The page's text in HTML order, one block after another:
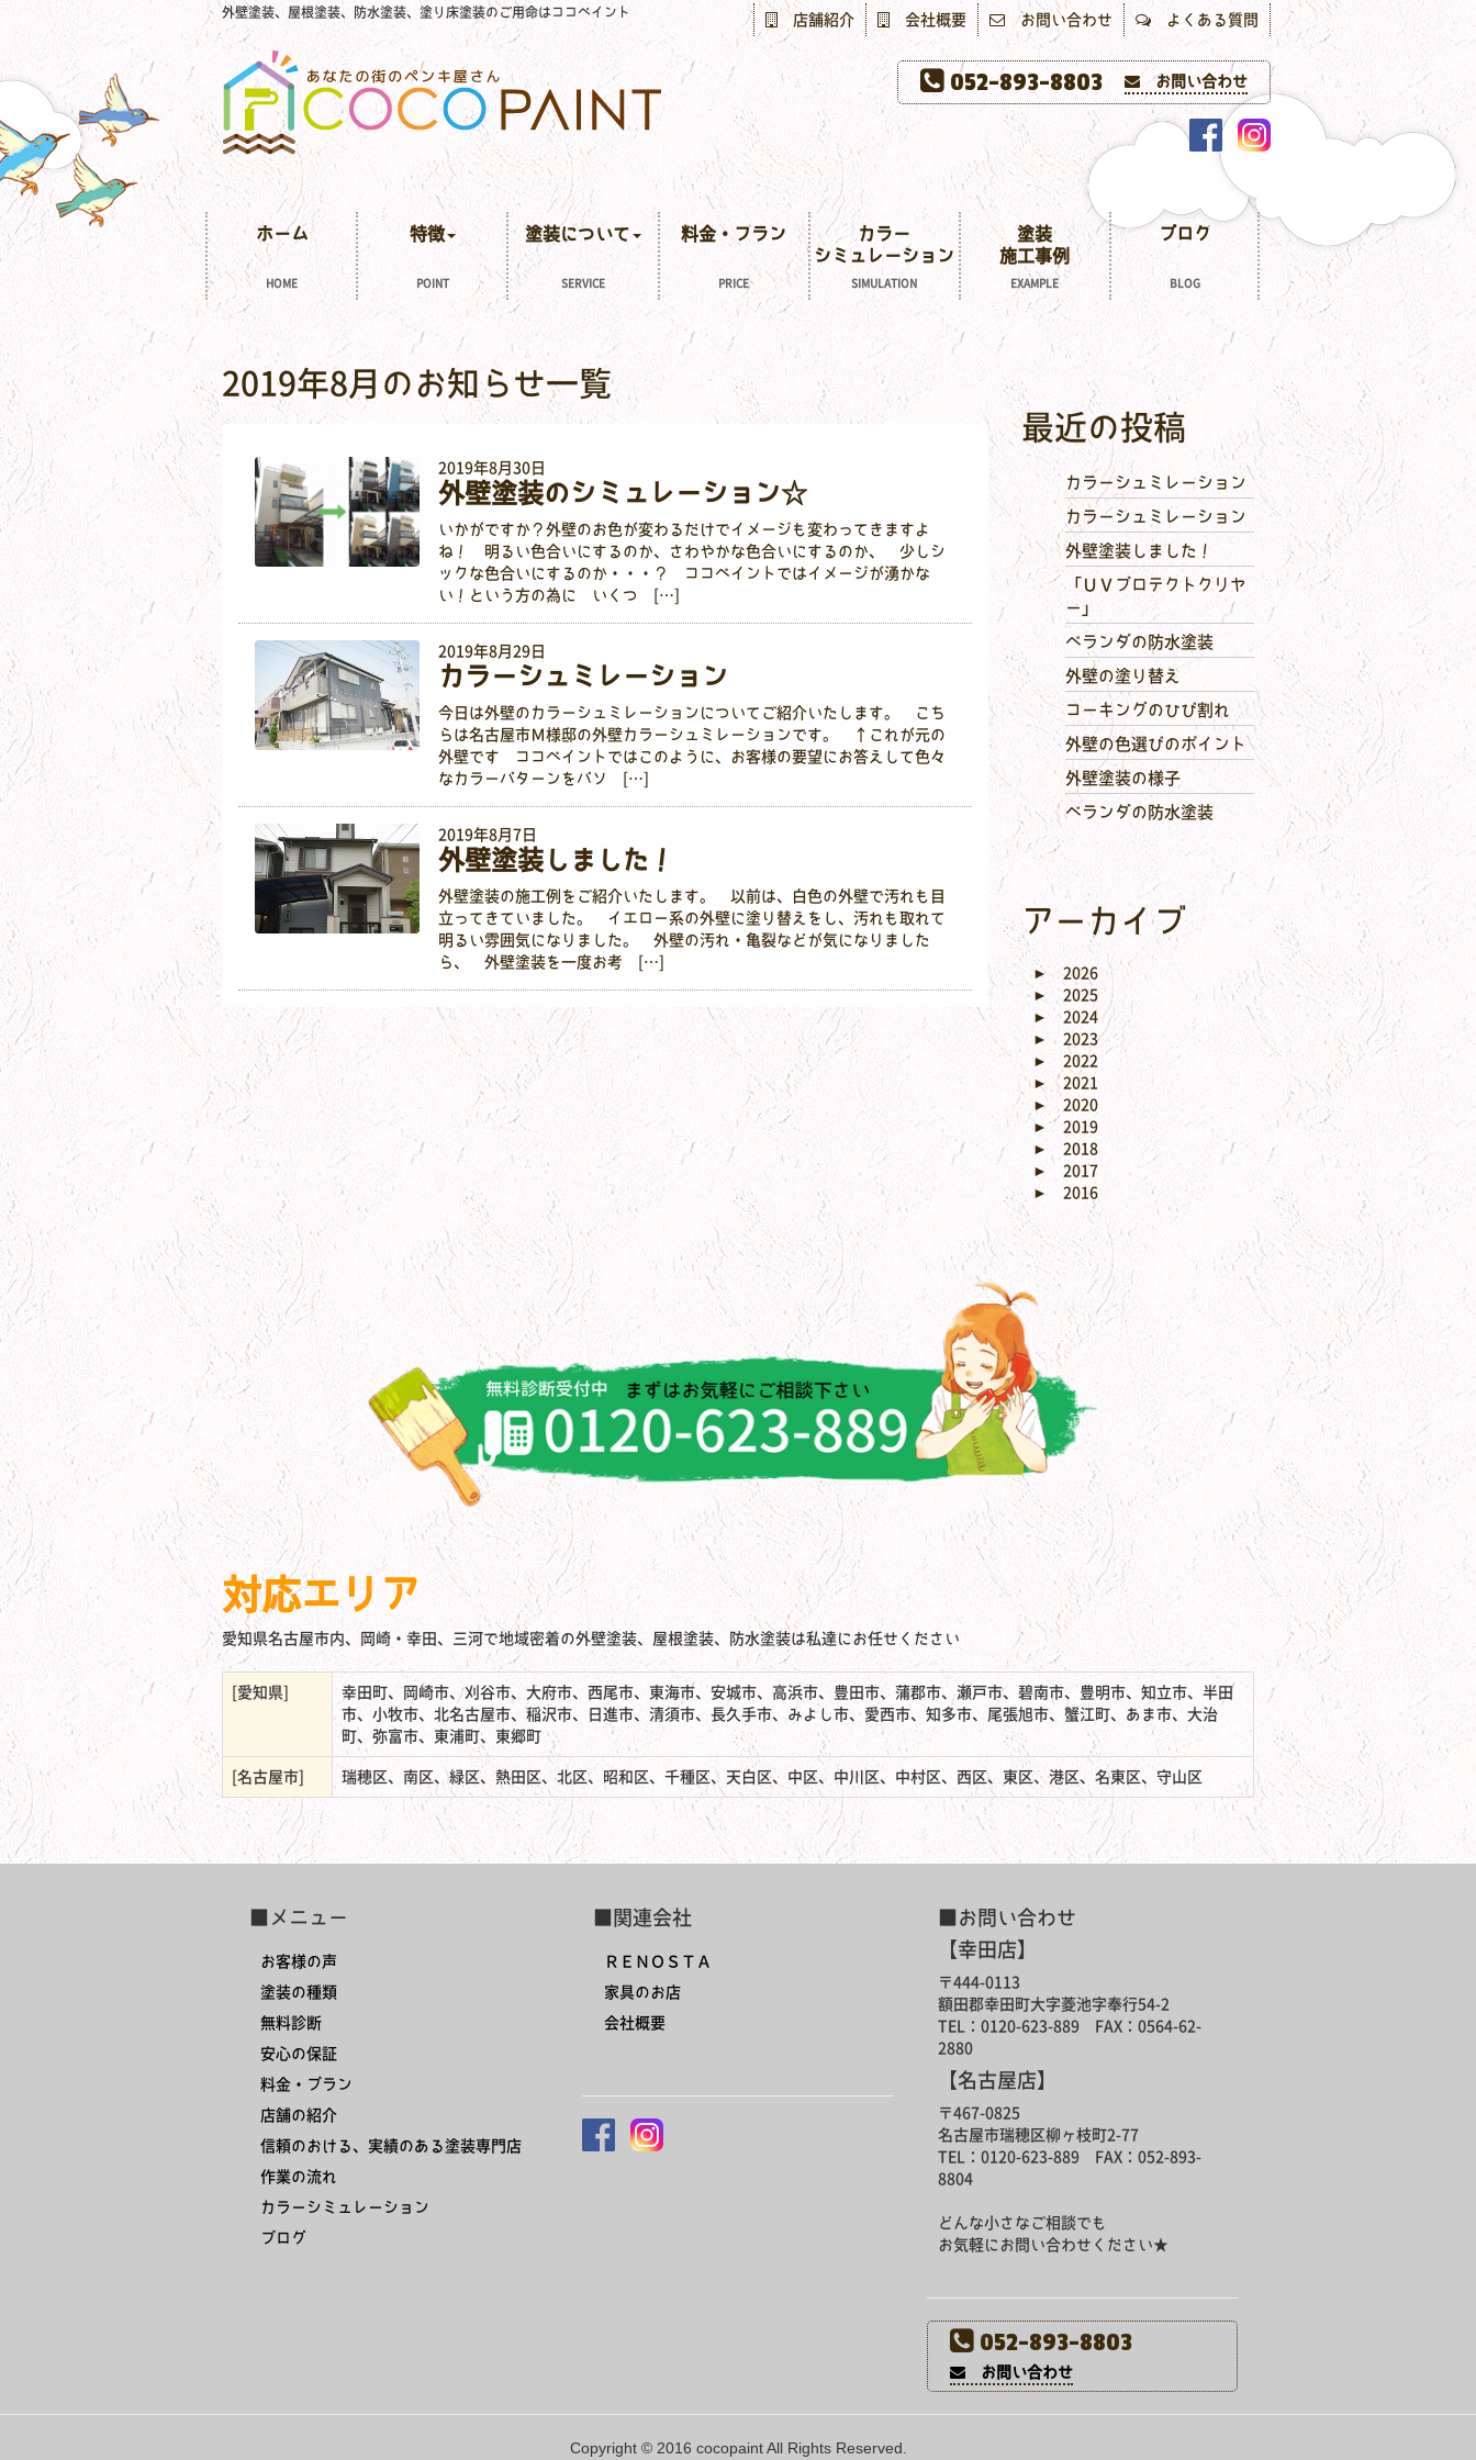
外壁塗装、屋根塗装、防水塗装、塗り床塗装のご用命はココペイント 店舗紹介 会社概要 お問い合わせ よくある質問
052-893-8803 お問い合わせ
HOME
ホーム
POINT
特徴
SERVICE
塗装について
PRICE
料金・プラン
SIMULATION
カラー
シミュレーション
EXAMPLE
塗装
施工事例
BLOG
ブログ
2019年8月のお知らせ一覧
2019年8月30日
外壁塗装のシミュレーション☆
いかがですか？外壁のお色が変わるだけでイメージも変わってきますよ
ね！ 明るい色合いにするのか、さわやかな色合いにするのか、 少しシ
ックな色合いにするのか・・・？ ココペイントではイメージが湧かな
い！という方の為に いくつ […]
2019年8月29日
カラーシュミレーション
今日は外壁のカラーシュミレーションについてご紹介いたします。 こち
らは名古屋市Ｍ様邸の外壁カラーシュミレーションです。 ↑これが元の
外壁です ココペイントではこのように、お客様の要望にお答えして色々
なカラーパターンをパソ […]
2019年8月7日
外壁塗装しました！
外壁塗装の施工例をご紹介いたします。 以前は、白色の外壁で汚れも目
立ってきていました。 イエロー系の外壁に塗り替えをし、汚れも取れて
明るい雰囲気になりました。 外壁の汚れ・亀裂などが気になりました
ら、 外壁塗装を一度お考 […]
最近の投稿
カラーシュミレーション
カラーシュミレーション
外壁塗装しました！
「ＵＶプロテクトクリヤ
ー」
ベランダの防水塗装
外壁の塗り替え
コーキングのひび割れ
外壁の色選びのポイント
外壁塗装の様子
ベランダの防水塗装
アーカイブ
►
2026
►
2025
►
2024
►
2023
►
2022
►
2021
► 2020
► 2019
►
2018
►
2017
►
2016
対応エリア
愛知県名古屋市内、岡崎・幸田、三河で地域密着の外壁塗装、屋根塗装、防水塗装は私達にお任せください
[愛知県]
幸田町、岡崎市、刈谷市、大府市、西尾市、東海市、安城市、高浜市、豊田市、蒲郡市、瀬戸市、碧南市、豊明市、知立市、半田
市、小牧市、北名古屋市、稲沢市、日進市、清須市、長久手市、みよし市、愛西市、知多市、尾張旭市、蟹江町、あま市、大治
町、弥富市、東浦町、東郷町
[名古屋市] 瑞穂区、南区、緑区、熱田区、北区、昭和区、千種区、天白区、中区、中川区、中村区、西区、東区、港区、名東区、守山区
■メニュー
お客様の声
塗装の種類
無料診断
安心の保証
料金・プラン
店舗の紹介
信頼のおける、実績のある塗装専門店
作業の流れ
カラーシミュレーション
ブログ
■関連会社
ＲＥＮＯＳＴＡ
家具のお店
会社概要
■お問い合わせ
【幸田店】
〒444-0113
額田郡幸田町大字菱池字奉行54-2
TEL：0120-623-889 FAX：0564-62-
2880
【名古屋店】
〒467-0825
名古屋市瑞穂区柳ヶ枝町2-77
TEL：0120-623-889 FAX：052-893-
8804
どんな小さなご相談でも
お気軽にお問い合わせください★
052-893-8803
お問い合わせ
Copyright © 2016 cocopaint All Rights Reserved.